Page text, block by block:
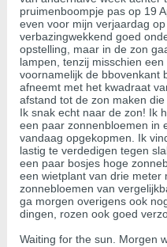
pruimenboompje pas op 19
even voor mijn verjaardag
verbazingwekkend goed
opstelling, maar in de zon
lampen, tenzij misschien
voornamelijk de bbovenkant
afneemt met het kwadraat
afstand tot de zon maken
Ik snak echt naar de zon! Ik
een paar zonnenbloemen in
vandaag opgekopmen. Ik
lastig te verdedigen tegen
een paar bosjes hoge
een wietplant van drie meter
zonnebloemen van
ga morgen overigens ook
dingen, rozen ook goed
Waiting for the sun. Morgen